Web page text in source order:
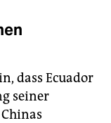
dass Ecuador
seiner